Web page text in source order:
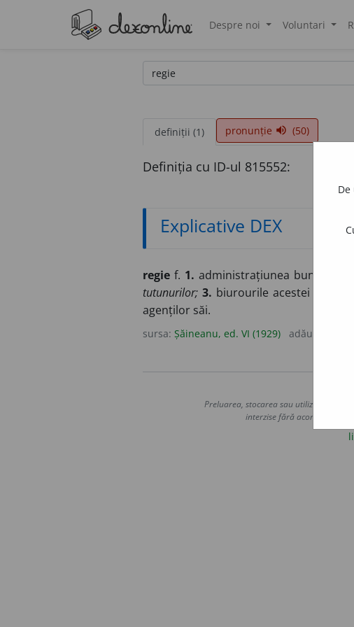
Despre noi Voluntari
definiții (1) pronunție volume_up (50)
Definiția cu ID-ul 815552:
Explicative DEX
regie f. 1. administrațiunea bunurilor
tutunurilor; 3. biurourile acestei
agenților săi.
sursa: Șăineanu, ed. VI (1929) adăugată de
Preluarea, stocarea sau utilizarea
interzise fără acordul nostru